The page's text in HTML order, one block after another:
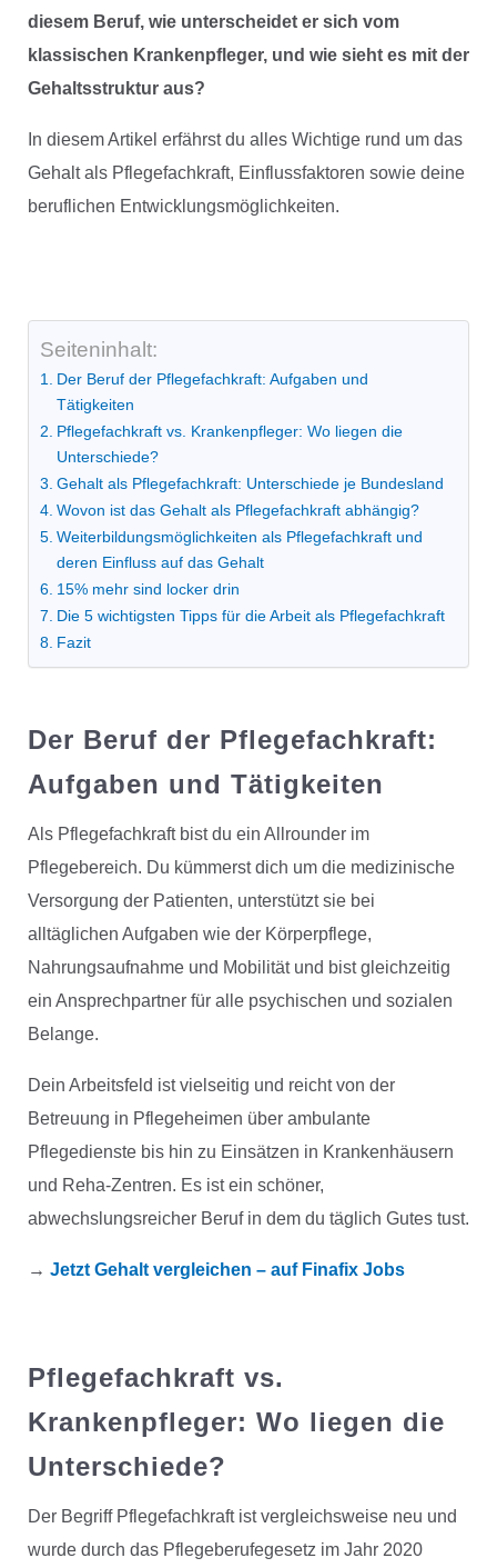
diesem Beruf, wie unterscheidet er sich vom
klassischen Krankenpfleger, und wie sieht es mit der
Gehaltsstruktur aus?
In diesem Artikel erfährst du alles Wichtige rund um das
Gehalt als Pflegefachkraft, Einflussfaktoren sowie deine
beruflichen Entwicklungsmöglichkeiten.
Seiteninhalt:
Der Beruf der Pflegefachkraft: Aufgaben und
Tätigkeiten
Pflegefachkraft vs. Krankenpfleger: Wo liegen die
Unterschiede?
Gehalt als Pflegefachkraft: Unterschiede je Bundesland
Wovon ist das Gehalt als Pflegefachkraft abhängig?
Weiterbildungsmöglichkeiten als Pflegefachkraft und
deren Einfluss auf das Gehalt
15% mehr sind locker drin
Die 5 wichtigsten Tipps für die Arbeit als Pflegefachkraft
Fazit
Der Beruf der Pflegefachkraft:
Aufgaben und Tätigkeiten
Als Pflegefachkraft bist du ein Allrounder im
Pflegebereich. Du kümmerst dich um die medizinische
Versorgung der Patienten, unterstützt sie bei
alltäglichen Aufgaben wie der Körperpflege,
Nahrungsaufnahme und Mobilität und bist gleichzeitig
ein Ansprechpartner für alle psychischen und sozialen
Belange.
Dein Arbeitsfeld ist vielseitig und reicht von der
Betreuung in Pflegeheimen über ambulante
Pflegedienste bis hin zu Einsätzen in Krankenhäusern
und Reha-Zentren. Es ist ein schöner,
abwechslungsreicher Beruf in dem du täglich Gutes tust.
→ Jetzt Gehalt vergleichen – auf Finafix Jobs
Pflegefachkraft vs.
Krankenpfleger: Wo liegen die
Unterschiede?
Der Begriff Pflegefachkraft ist vergleichsweise neu und
wurde durch das Pflegeberufegesetz im Jahr 2020